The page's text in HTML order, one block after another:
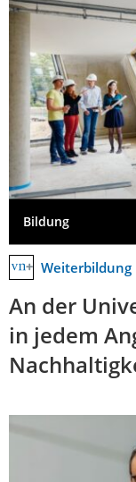
Bildung
Weiterbildung
An der
in jedem